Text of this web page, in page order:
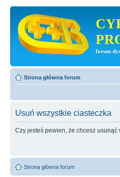
forum
Strona główna forum
Usuń wszystkie ciasteczka
Czy jesteś pewien, że chcesz usunąć
Strona główna forum